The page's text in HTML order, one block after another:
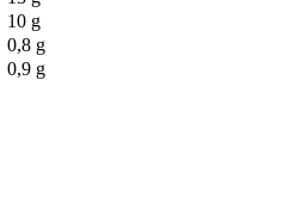
10 g
0,8 g
0,9 g